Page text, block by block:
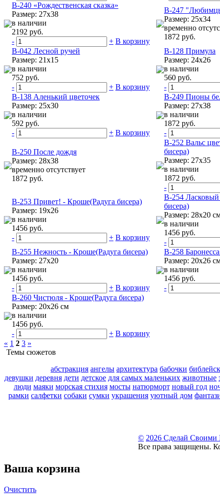
B-240 «Рождественская сказка»
Размер: 27х38
в наличии
2192 руб.
-
+ В корзину
B-247
Размер: 25х34
временно
1872 руб.
В-042 Лесной ручей
Размер: 21х15
в наличии
752 руб.
-
+ В корзину
В-128 Примула
Размер: 24х26
в наличии
560 руб.
-
В-138 Аленький цветочек
Размер: 25х30
в наличии
592 руб.
-
+ В корзину
В-249 Пионы
Размер: 27х38
в наличии
1872 руб.
-
В-250 После дождя
Размер: 28х38
временно отсутствует
1872 руб.
В-252 Вальс
бисера)
Размер: 27х35
в наличии
1872 руб.
-
В-253 Привет! - Кроше(Радуга бисера)
Размер: 19х26
в наличии
1456 руб.
-
+ В корзину
В-254
бисера)
Размер: 28х20
в наличии
1456 руб.
-
В-255 Нежность - Кроше(Радуга бисера)
Размер: 27х20
в наличии
1456 руб.
-
+ В корзину
В-258
Размер: 20x26
в наличии
1456 руб.
-
В-260 Чистюля - Кроше(Радуга бисера)
Размер: 20x26 см
в наличии
1456 руб.
-
+ В корзину
« 1 2 3 »
Темы сюжетов
абстракция ангелы архитектура бабочки
девушки деревня дети детское для самых маленьких животные
люди маяки морская стихия мосты натюрморт новый год
рамки салфетки собаки сумки украшения уютный дом
© 2026 Сделай Своими
Все права защищены.
Ваша корзина
Очистить